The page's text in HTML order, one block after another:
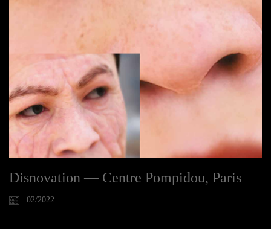
Disnovation — Centre Pompidou, Paris
02/2022